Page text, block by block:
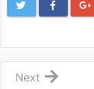
Next